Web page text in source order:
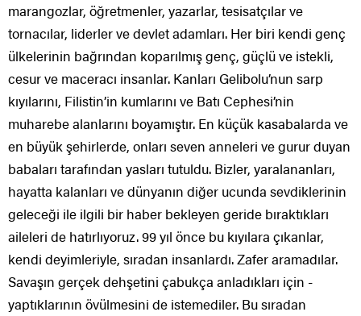
marangozlar, öğretmenler, yazarlar, tesisatçılar ve
tornacılar, liderler ve devlet adamları. Her biri kendi genç
ülkelerinin bağrından koparılmış genç, güçlü ve istekli,
cesur ve maceracı insanlar. Kanları Gelibolu’nun sarp
kıyılarını, Filistin’in kumlarını ve Batı Cephesi’nin
muharebe alanlarını boyamıştır. En küçük kasabalarda ve
en büyük şehirlerde, onları seven anneleri ve gurur duyan
babaları tarafından yasları tutuldu. Bizler, yaralananları,
hayatta kalanları ve dünyanın diğer ucunda sevdiklerinin
geleceği ile ilgili bir haber bekleyen geride bıraktıkları
aileleri de hatırlıyoruz. 99 yıl önce bu kıyılara çıkanlar,
kendi deyimleriyle, sıradan insanlardı. Zafer aramadılar.
Savaşın gerçek dehşetini çabukça anladıkları için -
yaptıklarının övülmesini de istemediler. Bu sıradan